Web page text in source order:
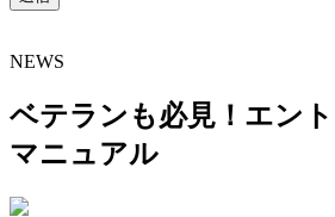
NEWS
ベテランも必見！エン
マニュアル